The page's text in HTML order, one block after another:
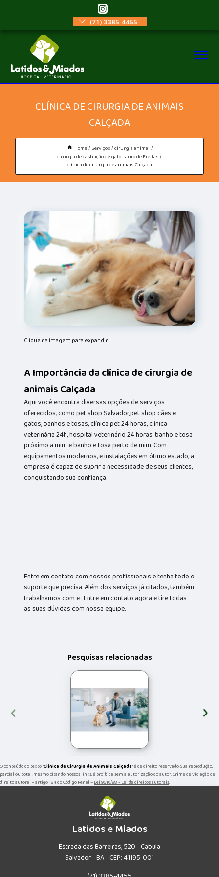
(71) 3385-4455
CLÍNICA DE CIRURGIA DE ANIMAIS
CALÇADA
Home Serviços cirurgia animal
cirurgia de castração de gato Lauro de Freitas
clínica de cirurgia de animais Calçada
Clique na imagem para expandir
A Importância da clínica de cirurgia de
animais Calçada
Aqui você encontra diversas opções de serviços
oferecidos, como pet shop Salvador,pet shop cães e
gatos, banhos e tosas, clínica pet 24 horas, clínica
veterinária 24h, hospital veterinário 24 horas, banho e tosa
próximo a mim e banho e tosa perto de mim. Com
equipamentos modernos, e instalações em ótimo estado, a
empresa é capaz de suprir a necessidade de seus clientes,
conquistando sua confiança.
Entre em contato com nossos profissionais e tenha todo o
suporte que precisa. Além dos serviços já citados, também
trabalhamos com e . Entre em contato agora e tire todas
as suas dúvidas com nossa equipe.
Pesquisas relacionadas
‹ ›
O conteúdo do texto "Clínica de Cirurgia de Animais Calçada" é de direito reservado. Sua reprodução,
parcial ou total, mesmo citando nossos links, é proibida sem a autorização do autor. Crime de violação de
direito autoral – artigo 184 do Código Penal –Lei 9610/98 - Lei de direitos autorais.
Latidos e Miados
Estrada das Barreiras, 520 - Cabula
Salvador - BA - CEP: 41195-001